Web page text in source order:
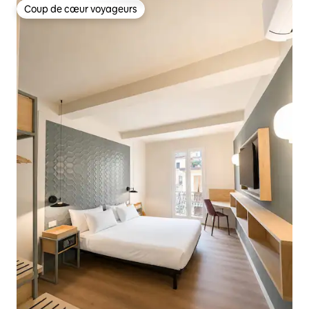
Coup de cœur voyageurs
Coup de cœur voyageurs